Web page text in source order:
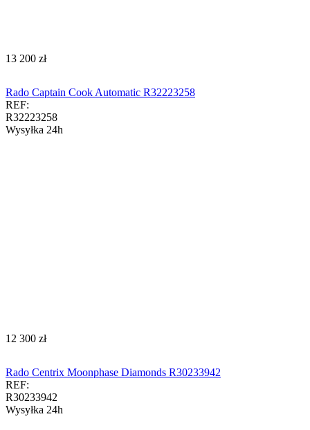
‍13 200‍ zł
Rado Captain Cook Automatic R32223258
REF:
R32223258
Wysyłka 24h
‍12 300‍ zł
Rado Centrix Moonphase Diamonds R30233942
REF:
R30233942
Wysyłka 24h